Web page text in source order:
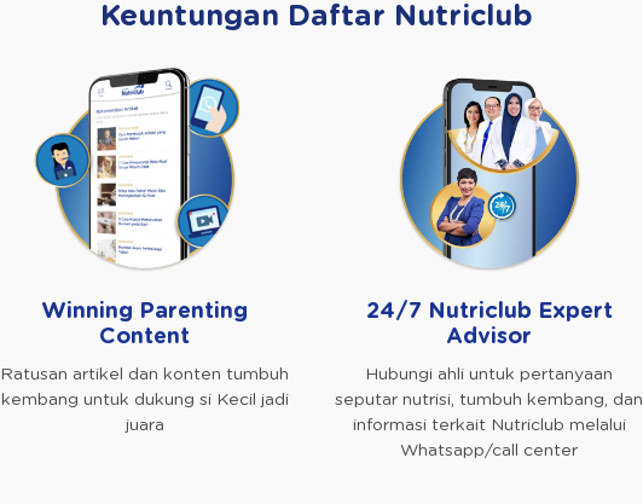
Keuntungan Daftar Nutriclub
Winning Parenting
Content
Ratusan artikel dan konten tumbuh
kembang untuk dukung si Kecil jadi
juara
24/7 Nutriclub Expert
Advisor
Hubungi ahli untuk pertanyaan
seputar nutrisi, tumbuh kembang, dan
informasi terkait Nutriclub melalui
Whatsapp/call center